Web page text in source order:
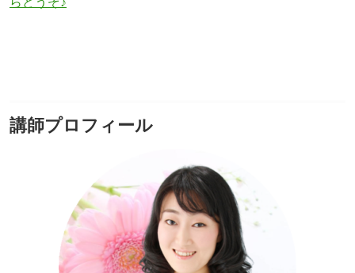
講師プロフィール